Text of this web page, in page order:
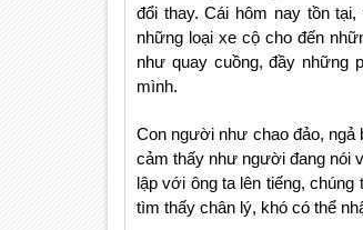
đổi thay. Cái hôm nay tồn
những loại xe cộ cho đến
như quay cuồng, đầy những
mình.
Con người như chao đảo, ngả
cảm thấy như người đang nói
lập với ông ta lên tiếng,
tìm thấy chân lý, khó có thể